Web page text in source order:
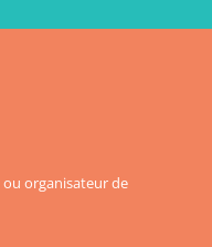
ouorganisateur de